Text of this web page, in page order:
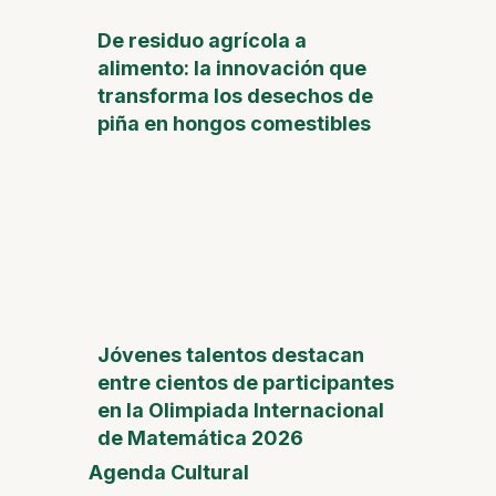
De residuo agrícola a
alimento: la innovación que
transforma los desechos de
piña en hongos comestibles
Jóvenes talentos destacan
entre cientos de participantes
en la Olimpiada Internacional
de Matemática 2026
Agenda Cultural